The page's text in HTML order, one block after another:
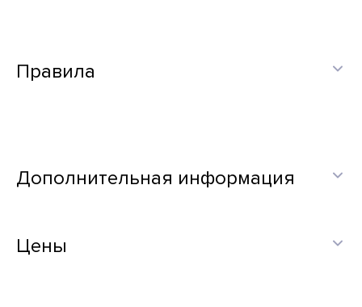
Правила
Дополнительная информация
Цены